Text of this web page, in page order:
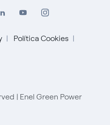
Política Cookies
| Enel Green Power